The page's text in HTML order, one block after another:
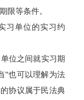
限等条件。
单位的实习约
位之间就实习期
”也可以理解为法
协议属于民法典